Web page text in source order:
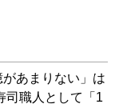
あまりない」は
司職人として「1